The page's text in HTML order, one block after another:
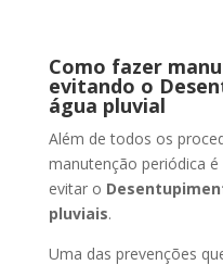
Como fazer
evitando o
água pluvial
Além de todos os
manutenção periódica
evitar o
pluviais.
Uma das prevenções